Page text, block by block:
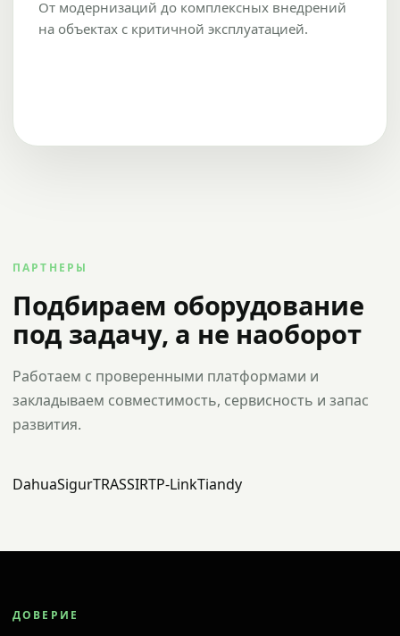
От модернизаций до комплексных внедрений
на объектах с критичной эксплуатацией.
ПАРТНЕРЫ
Подбираем оборудование
под задачу, а не наоборот
Работаем с проверенными платформами и
закладываем совместимость, сервисность и запас
развития.
DahuaSigurTRASSIRTP-LinkTiandy
ДОВЕРИЕ